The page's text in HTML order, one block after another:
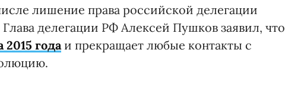
лишение права российской делегации
Глава делегации РФ Алексей Пушков заявил, что
года и прекращает любые контакты с